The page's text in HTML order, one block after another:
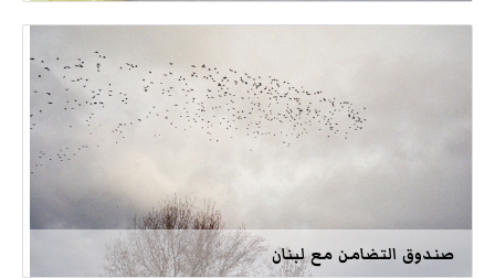
صندوق التضامن مع لبنان